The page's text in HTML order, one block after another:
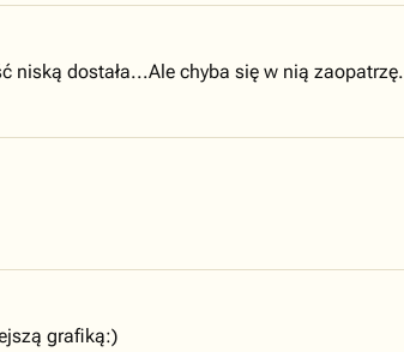
niską dostała...Ale chyba się w nią zaopatrzę.
grafiką:)